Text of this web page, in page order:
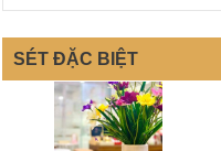
SÉT ĐẶC BIỆT